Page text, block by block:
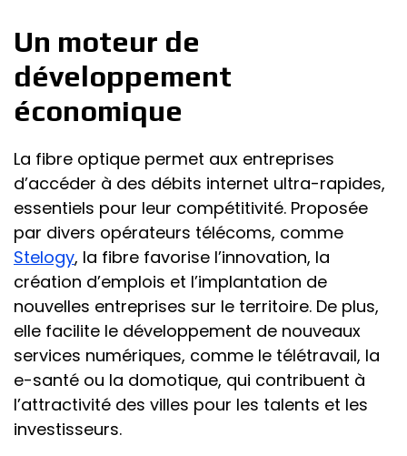
Un moteur de
développement
économique
La fibre optique permet aux entreprises
d’accéder à des débits internet ultra-rapides,
essentiels pour leur compétitivité. Proposée
par divers opérateurs télécoms, comme
Stelogy, la fibre favorise l’innovation, la
création d’emplois et l’implantation de
nouvelles entreprises sur le territoire. De plus,
elle facilite le développement de nouveaux
services numériques, comme le télétravail, la
e-santé ou la domotique, qui contribuent à
l’attractivité des villes pour les talents et les
investisseurs.